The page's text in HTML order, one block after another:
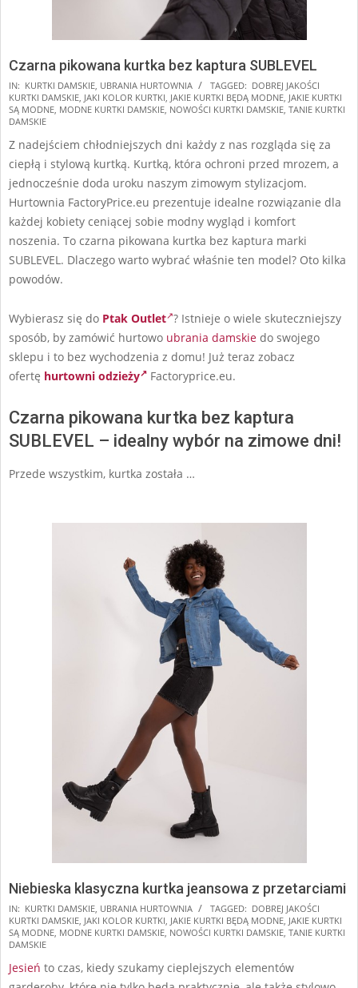
Czarna pikowana kurtka bez kaptura SUBLEVEL
2024-
08-
14
IN: KURTKI DAMSKIE, UBRANIA HURTOWNIA TAGGED: DOBREJ JAKOŚCI
KURTKI DAMSKIE, JAKI KOLOR KURTKI, JAKIE KURTKI BĘDĄ MODNE, JAKIE KURTKI
SĄ MODNE, MODNE KURTKI DAMSKIE, NOWOŚCI KURTKI DAMSKIE, TANIE KURTKI
DAMSKIE
Z nadejściem chłodniejszych dni każdy z nas rozgląda się za
ciepłą i stylową kurtką. Kurtką, która ochroni przed mrozem, a
jednocześnie doda uroku naszym zimowym stylizacjom.
Hurtownia FactoryPrice.eu prezentuje idealne rozwiązanie dla
każdej kobiety ceniącej sobie modny wygląd i komfort
noszenia. To czarna pikowana kurtka bez kaptura marki
SUBLEVEL. Dlaczego warto wybrać właśnie ten model? Oto kilka
powodów.
Wybierasz się do Ptak Outlet ? Istnieje o wiele skuteczniejszy
sposób, by zamówić hurtowo ubrania damskie do swojego
sklepu i to bez wychodzenia z domu! Już teraz zobacz
ofertę hurtowni odzieży Factoryprice.eu.
Czarna pikowana kurtka bez kaptura
SUBLEVEL – idealny wybór na zimowe dni!
Przede wszystkim, kurtka została …
Niebieska klasyczna kurtka jeansowa z przetarciami
2024-
08-
14
IN: KURTKI DAMSKIE UBRANIA HURTOWNIA TAGGED: DOBREJ JAKOŚCI
KURTKI DAMSKIE JAKI KOLOR KURTKI JAKIE KURTKI BĘDĄ MODNE JAKIE KURTKI
SĄ MODNE MODNE KURTKI DAMSKIE NOWOŚCI KURTKI DAMSKIE TANIE KURTKI
DAMSKIE
Jesień to czas, kiedy szukamy cieplejszych elementów